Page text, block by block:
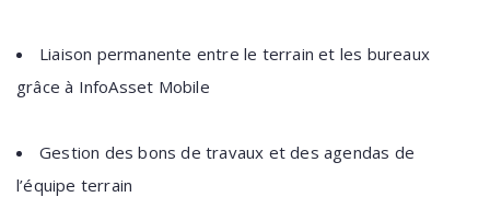
Liaison permanente entre le terrain et les bureaux
grâce à InfoAsset Mobile
Gestion des bons de travaux et des agendas de
l’équipe terrain